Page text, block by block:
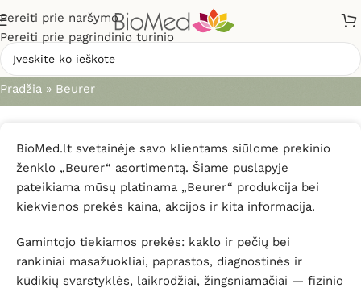
Pereiti prie naršymo
Pereiti prie pagrindinio turinio
Beurer
Pradžia » Beurer
BioMed.lt svetainėje savo klientams siūlome prekinio
ženklo „Beurer“ asortimentą. Šiame puslapyje
pateikiama mūsų platinama „Beurer“ produkcija bei
kiekvienos prekės kaina, akcijos ir kita informacija.
Gamintojo tiekiamos prekės: kaklo ir pečių bei
rankiniai masažuokliai, paprastos, diagnostinės ir
kūdikių svarstyklės, laikrodžiai, žingsniamačiai — fizinio